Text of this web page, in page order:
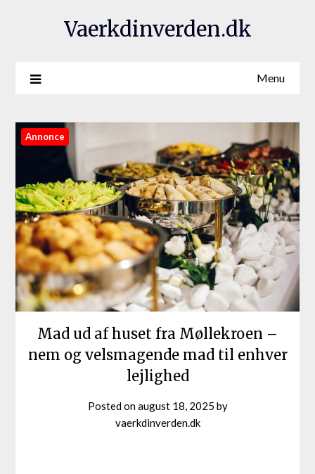
Vaerkdinverden.dk
Menu
Annonce
Mad ud af huset fra Møllekroen –
nem og velsmagende mad til enhver
lejlighed
Posted onaugust 18, 2025 by
vaerkdinverden.dk